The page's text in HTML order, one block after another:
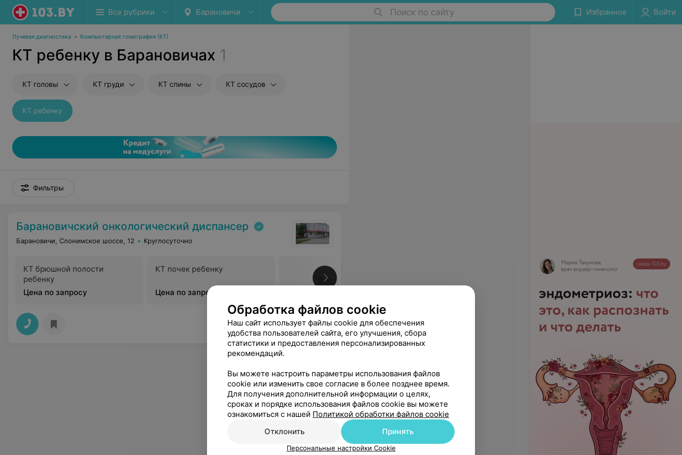
Все рубрики Барановичи Поиск по сайту Избранное Войти
Лучевая диагностика • Компьютерная томография (КТ)
КТ ребенку в Барановичах 1
КТ головы КТ груди КТ спины КТ сосудов
КТ ребенку
Фильтры
Барановичский онкологический диспансер
Барановичи, Слонимское шоссе, 12 Круглосуточно
КТ брюшной полости
ребенку
Цена по запросу
КТ почек ребенку
Цена по запросу
Все цены
Обработка файлов cookie
Наш сайт использует файлы cookie для обеспечения
удобства пользователей сайта, его улучшения, сбора
статистики и предоставления персонализированных
рекомендаций.
Вы можете настроить параметры использования файлов
cookie или изменить свое согласие в более позднее время.
Для получения дополнительной информации о целях,
сроках и порядке использования файлов cookie вы можете
ознакомиться с нашей Политикой обработки файлов cookie
Отклонить
Принять
Персональные настройки Cookie